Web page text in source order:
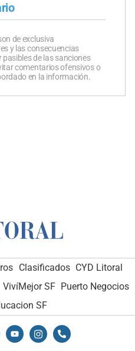
de exclusiva
y las consecuencias
pasibles de las sanciones
comentarios ofensivos o
en la información.
Clasificados CYD Litoral
VivíMejor SF Puerto Negocios
SF